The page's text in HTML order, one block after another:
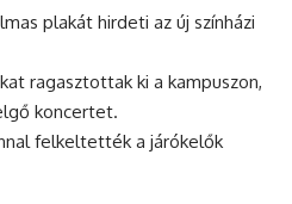
plakát hirdeti az új színházi
ragasztottak ki a kampuszon,
koncertet.
felkeltették a járókelők